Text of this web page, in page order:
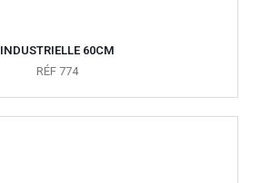
INDUSTRIELLE 60CM
RÉF 774